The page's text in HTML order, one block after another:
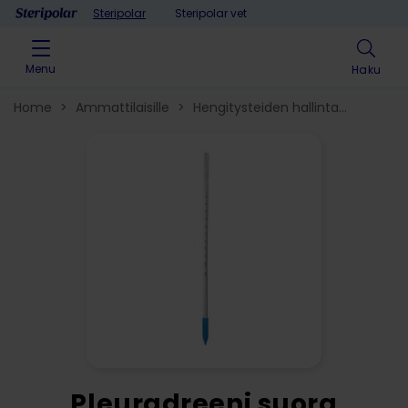
Skip to contentSteripolar Steripolar vet
Menu Haku
Home > Ammattilaisille > Hengitysteiden hallinta​